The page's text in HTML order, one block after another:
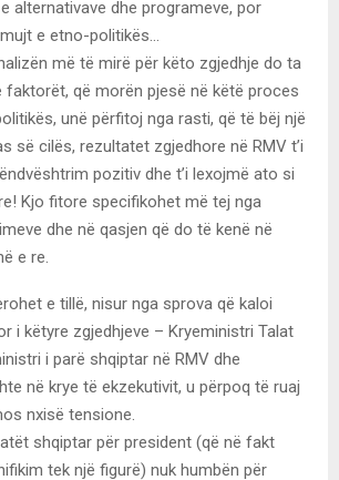
alternativave dhe programeve, por
e etno-politikës…
më të mirë për këto zgjedhje do ta
faktorët, që morën pjesë në këtë proces
unë përfitoj nga rasti, që të bëj një
së cilës, rezultatet zgjedhore në RMV t’i
pozitiv dhe t’i lexojmë ato si
Kjo fitore specifikohet më tej nga
dhe në qasjen që do të kenë në
e re.
e tillë, nisur nga sprova që kaloi
i këtyre zgjedhjeve – Kryeministri Talat
i parë shqiptar në RMV dhe
në krye të ekzekutivit, u përpoq të ruaj
nxisë tensione.
shqiptar për president (që në fakt
tek një figurë) nuk humbën për